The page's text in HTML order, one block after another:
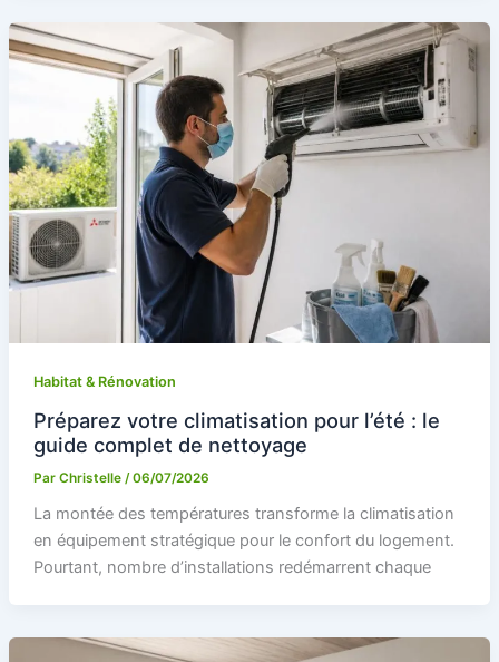
Habitat & Rénovation
Préparez votre climatisation pour l’été : le
guide complet de nettoyage
Par Christelle /06/07/2026
La montée des températures transforme la climatisation
en équipement stratégique pour le confort du logement.
Pourtant, nombre d’installations redémarrent chaque